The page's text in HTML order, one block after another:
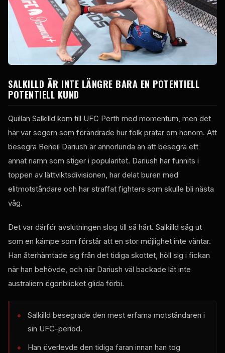
SALKILLD ÄR INTE LÄNGRE BARA EN POTENTIELL
POTENTIELL KUND
Quillan Salkilld kom till UFC Perth med momentum, men det
här var segern som förändrade hur folk pratar om honom. Att
besegra Beneil Dariush är annorlunda än att besegra ett
annat namn som stiger i popularitet. Dariush har funnits i
toppen av lättviktsdivisionen, har delat buren med
elitmotståndare och har straffat fighters som skulle bli nästa
våg.
Det var därför avslutningen slog till så hårt. Salkilld såg ut
som en kämpe som förstår att en stor möjlighet inte väntar.
Han återhämtade sig från det tidiga skottet, höll sig i fickan
när han behövde, och när Dariush väl backade lät inte
australiern ögonblicket glida förbi.
Salkilld besegrade den mest erfarna motståndaren i
sin UFC-period.
Han överlevde den tidiga faran innan han tog